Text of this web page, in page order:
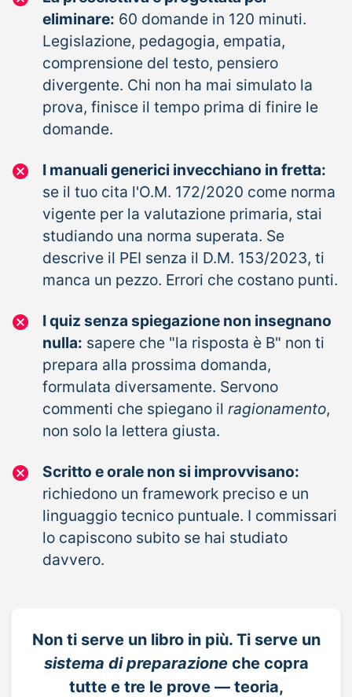
eliminare: 60 domande in 120 minuti.
Legislazione, pedagogia, empatia,
comprensione del testo, pensiero
divergente. Chi non ha mai simulato la
prova, finisce il tempo prima di finire le
domande.
I manuali generici invecchiano in fretta:
se il tuo cita l'O.M. 172/2020 come norma
vigente per la valutazione primaria, stai
studiando una norma superata. Se
descrive il PEI senza il D.M. 153/2023, ti
manca un pezzo. Errori che costano punti.
I quiz senza spiegazione non insegnano
nulla: sapere che "la risposta è B" non ti
prepara alla prossima domanda,
formulata diversamente. Servono
commenti che spiegano ilragionamento,
non solo la lettera giusta.
Scritto e orale non si improvvisano:
richiedono un framework preciso e un
linguaggio tecnico puntuale. I commissari
lo capiscono subito se hai studiato
davvero.
Non ti serve un libro in più. Ti serve un
sistema di preparazioneche copra
tutte e tre le prove — teoria,